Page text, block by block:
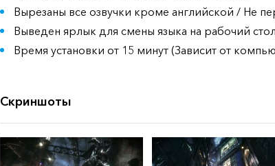
Вырезаны все озвучки кроме английской / Не
Выведен ярлык для смены языка на рабочий стол
Время установки от 15 минут (Зависит от
Скриншоты